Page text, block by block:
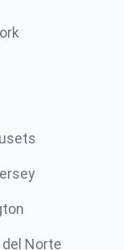
Norte